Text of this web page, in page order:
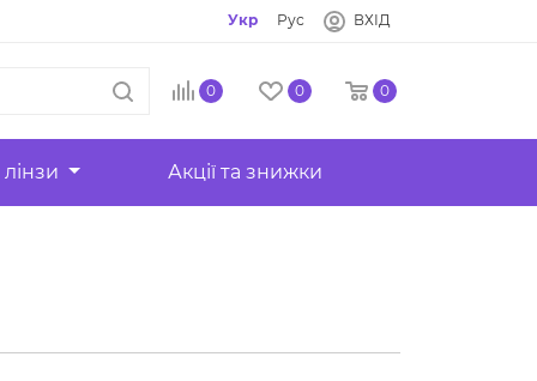
Укр Рус ВХІД
0 0 0
Акції та знижки